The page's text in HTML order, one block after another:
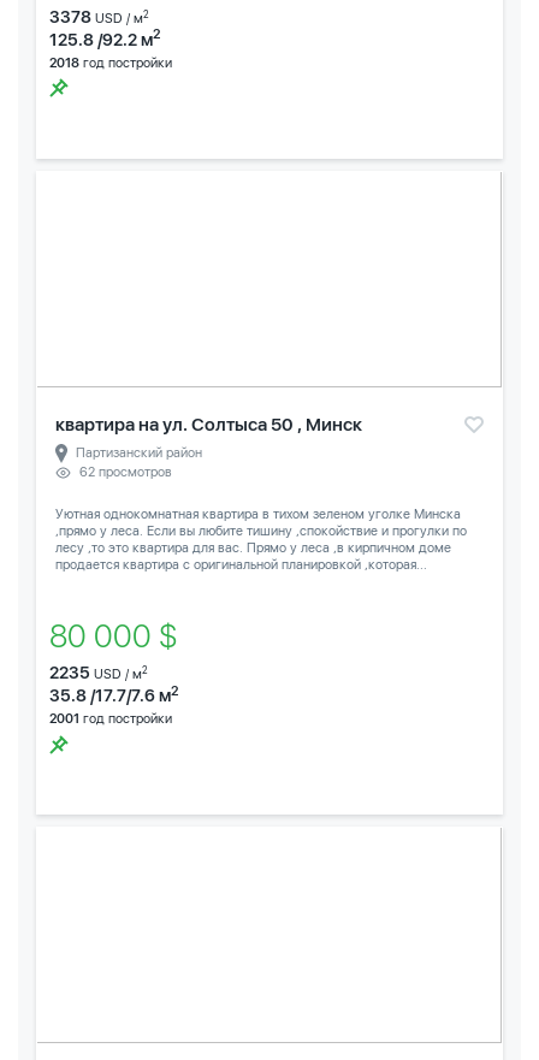
3378 USD / м2
125.8 /92.2 м2
2018 год постройки
квартира на ул. Солтыса 50 , Минск
Партизанский район
62 просмотров
Уютная однокомнатная квартира в тихом зеленом уголке Минска
,прямо у леса. Если вы любите тишину ,спокойствие и прогулки по
лесу ,то это квартира для вас. Прямо у леса ,в кирпичном доме
продается квартира с оригинальной планировкой ,которая...
80 000 $
2235 USD / м2
35.8 /17.7/7.6 м2
2001 год постройки